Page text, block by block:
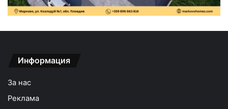
Информация
За нас
Реклама